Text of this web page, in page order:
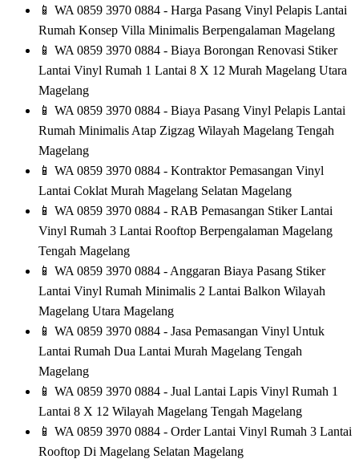
📱 WA 0859 3970 0884 - Harga Pasang Vinyl Pelapis Lantai
Rumah Konsep Villa Minimalis Berpengalaman Magelang
📱 WA 0859 3970 0884 - Biaya Borongan Renovasi Stiker
Lantai Vinyl Rumah 1 Lantai 8 X 12 Murah Magelang Utara
Magelang
📱 WA 0859 3970 0884 - Biaya Pasang Vinyl Pelapis Lantai
Rumah Minimalis Atap Zigzag Wilayah Magelang Tengah
Magelang
📱 WA 0859 3970 0884 - Kontraktor Pemasangan Vinyl
Lantai Coklat Murah Magelang Selatan Magelang
📱 WA 0859 3970 0884 - RAB Pemasangan Stiker Lantai
Vinyl Rumah 3 Lantai Rooftop Berpengalaman Magelang
Tengah Magelang
📱 WA 0859 3970 0884 - Anggaran Biaya Pasang Stiker
Lantai Vinyl Rumah Minimalis 2 Lantai Balkon Wilayah
Magelang Utara Magelang
📱 WA 0859 3970 0884 - Jasa Pemasangan Vinyl Untuk
Lantai Rumah Dua Lantai Murah Magelang Tengah
Magelang
📱 WA 0859 3970 0884 - Jual Lantai Lapis Vinyl Rumah 1
Lantai 8 X 12 Wilayah Magelang Tengah Magelang
📱 WA 0859 3970 0884 - Order Lantai Vinyl Rumah 3 Lantai
Rooftop Di Magelang Selatan Magelang